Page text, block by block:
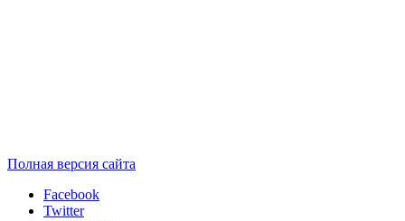
Полная версия сайта
Facebook
Twitter